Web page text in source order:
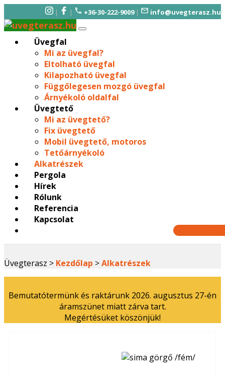
| | +36-30-222-9009 | info@uvegterasz.hu
Üvegfal
Mi az üvegfal?
Eltolható üvegfal
Kilapozható üvegfal
Függőlegesen mozgó üvegfal
Árnyékoló oldalfal
Üvegtető
Mi az üvegtető?
Fix üvegtető
Mobil üvegtető, motoros
Tetőárnyékoló
Alkatrészek
Pergola
Hírek
Rólunk
Referencia
Kapcsolat
Üvegterasz > Kezdőlap >Alkatrészek
Bemutatótermünk és raktárunk 2026. augusztus 27-én
áramszünet miatt zárva tart.
Megértésüket köszönjük!